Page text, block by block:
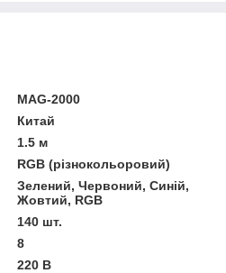
MAG-2000
Китай
1.5 м
RGB (різнокольоровий)
Зелений, Червоний, Синій,
Жовтий, RGB
140 шт.
8
220 В